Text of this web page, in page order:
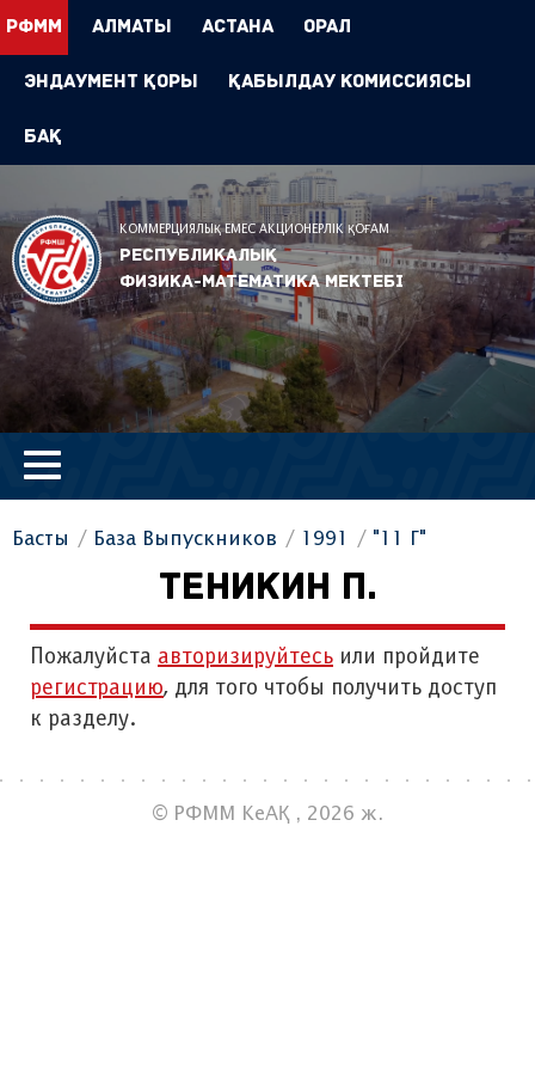
РФММ Алматы Астана Орал
Эндаумент Қоры Қабылдау комиссиясы
БАҚ
КОММЕРЦИЯЛЫҚ ЕМЕС АКЦИОНЕРЛІК ҚОҒАМ
Республикалық
физика-математика мектебі
Басты База Выпускников 1991 "11 Г"
ТЕНИКИН П.
Пожалуйста авторизируйтесь или пройдите
регистрацию, для того чтобы получить доступ
к разделу.
© РФММ КеАҚ , 2026 ж.